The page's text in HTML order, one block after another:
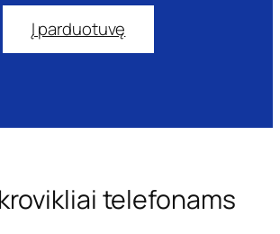
Į parduotuvę
telefonams